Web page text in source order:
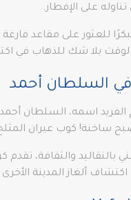
على الإفطار.
للعثور على مقاعد
بلا شك للذهاب في
في السلطان أحمد
اسمه، السلطان أحمد
ساخنة! كوب عيران
بالتقاليد والثقافة،
اكتشاف ألغاز المدينة